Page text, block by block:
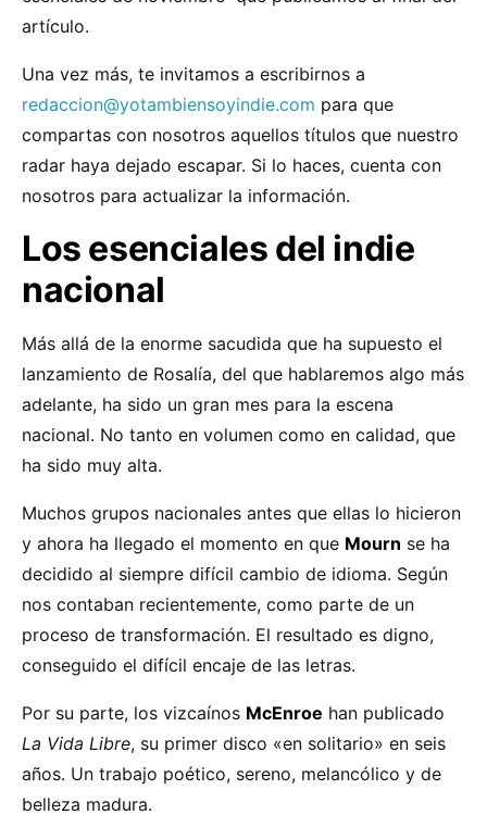
artículo.
Una vez más, te invitamos a escribirnos a
redaccion@yotambiensoyindie.com para que
compartas con nosotros aquellos títulos que nuestro
radar haya dejado escapar. Si lo haces, cuenta con
nosotros para actualizar la información.
Los esenciales del indie
nacional
Más allá de la enorme sacudida que ha supuesto el
lanzamiento de Rosalía, del que hablaremos algo más
adelante, ha sido un gran mes para la escena
nacional. No tanto en volumen como en calidad, que
ha sido muy alta.
Muchos grupos nacionales antes que ellas lo hicieron
y ahora ha llegado el momento en que Mourn se ha
decidido al siempre difícil cambio de idioma. Según
nos contaban recientemente, como parte de un
proceso de transformación. El resultado es digno,
conseguido el difícil encaje de las letras.
Por su parte, los vizcaínos McEnroe han publicado
La Vida Libre, su primer disco «en solitario» en seis
años. Un trabajo poético, sereno, melancólico y de
belleza madura.